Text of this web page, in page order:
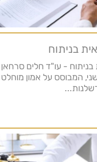
בניתוח
- עו"ד חלים סרחאן
המבוסס על אמון